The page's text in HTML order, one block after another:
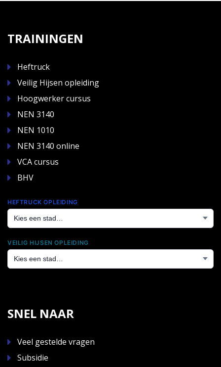
TRAININGEN
Heftruck
Veilig Hijsen opleiding
Hoogwerker cursus
NEN 3140
NEN 1010
NEN 3140 online
VCA cursus
BHV
HEFTRUCK OPLEIDING
VEILIG HIJSEN OPLEIDING
SNEL NAAR
Veel gestelde vragen
Subsidie